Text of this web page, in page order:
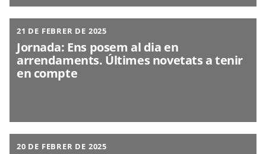
21 DE FEBRER DE 2025
Jornada: Ens posem al dia en
arrendaments. Últimes novetats a tenir
en compte
20 DE FEBRER DE 2025